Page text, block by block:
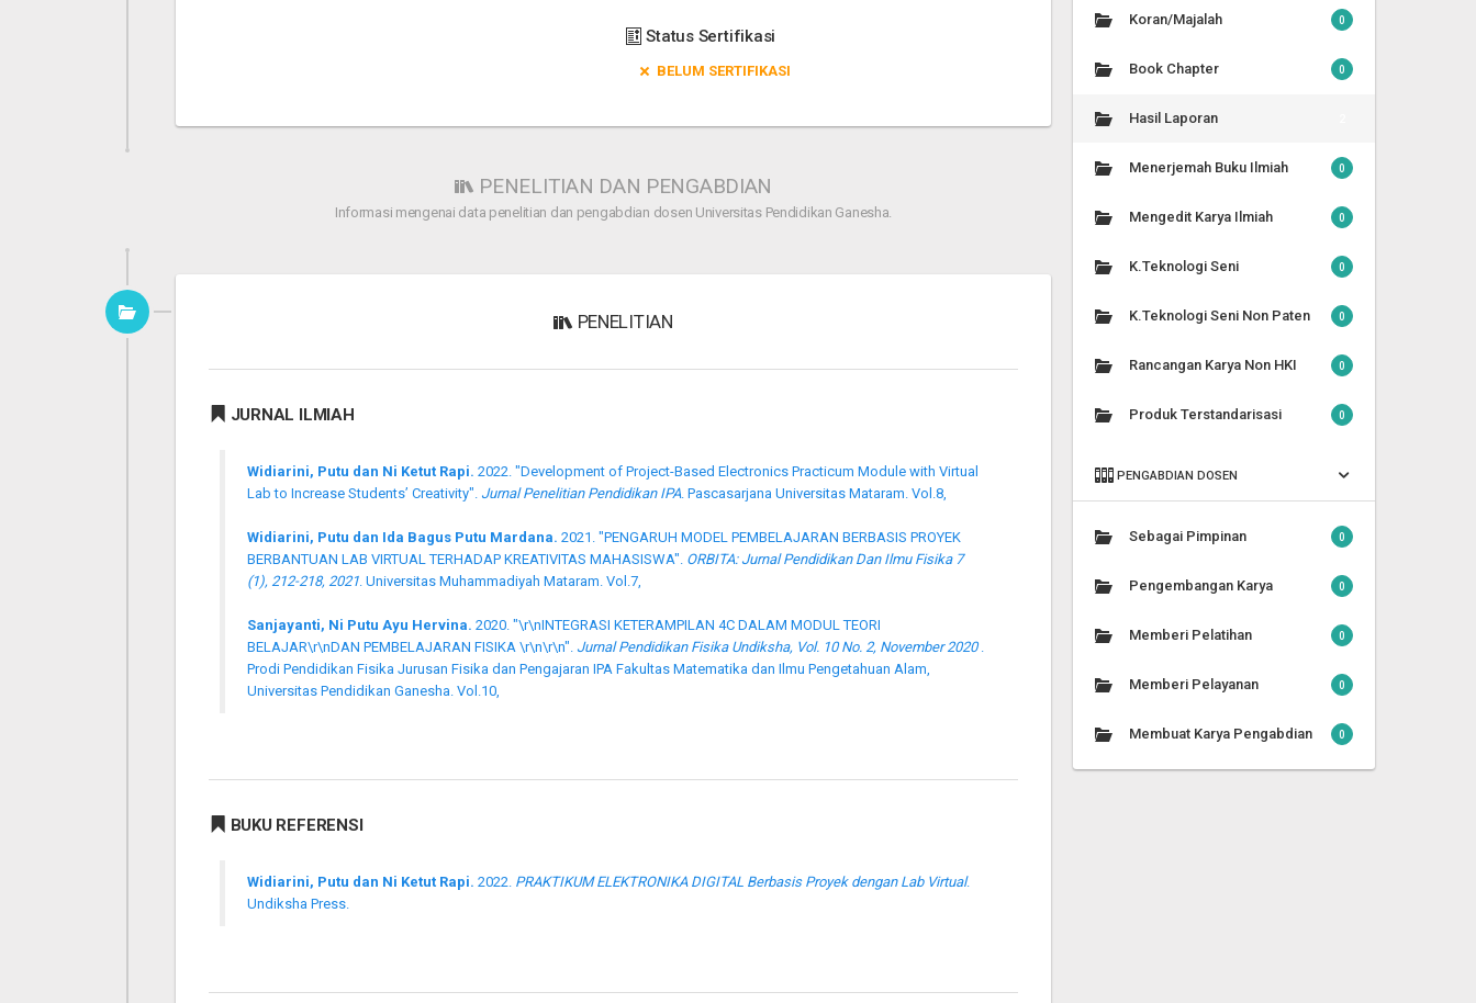
Status Sertifikasi
BELUM SERTIFIKASI
PENELITIAN DAN PENGABDIAN
Informasi mengenai data penelitian dan pengabdian dosen Universitas Pendidikan Ganesha.
PENELITIAN
JURNAL ILMIAH
Widiarini, Putu dan Ni Ketut Rapi. 2022. "Development of Project-Based Electronics Practicum Module with Virtual
Lab to Increase Students’ Creativity". Jurnal Penelitian Pendidikan IPA. Pascasarjana Universitas Mataram. Vol.8,
Widiarini, Putu dan Ida Bagus Putu Mardana. 2021. "PENGARUH MODEL PEMBELAJARAN BERBASIS PROYEK
BERBANTUAN LAB VIRTUAL TERHADAP KREATIVITAS MAHASISWA". ORBITA: Jurnal Pendidikan Dan Ilmu Fisika 7
(1), 212-218, 2021. Universitas Muhammadiyah Mataram. Vol.7,
Sanjayanti, Ni Putu Ayu Hervina. 2020. "\r\nINTEGRASI KETERAMPILAN 4C DALAM MODUL TEORI
BELAJAR\r\nDAN PEMBELAJARAN FISIKA \r\n\r\n". Jurnal Pendidikan Fisika Undiksha, Vol. 10 No. 2, November 2020.
Prodi Pendidikan Fisika Jurusan Fisika dan Pengajaran IPA Fakultas Matematika dan Ilmu Pengetahuan Alam,
Universitas Pendidikan Ganesha. Vol.10,
BUKU REFERENSI
Widiarini, Putu dan Ni Ketut Rapi. 2022. PRAKTIKUM ELEKTRONIKA DIGITAL Berbasis Proyek dengan Lab Virtual.
Undiksha Press.
Koran/Majalah 0
Book Chapter 0
Hasil Laporan
Menerjemah Buku Ilmiah 0
Mengedit Karya Ilmiah 0
K.Teknologi Seni 0
K.Teknologi Seni Non Paten 0
Rancangan Karya Non HKI 0
Produk Terstandarisasi 0
PENGABDIAN DOSEN
Sebagai Pimpinan 0
Pengembangan Karya 0
Memberi Pelatihan 0
Memberi Pelayanan 0
Membuat Karya Pengabdian 0